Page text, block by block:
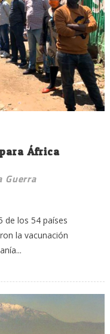
África
Guerra
de los 54 países
la vacunación